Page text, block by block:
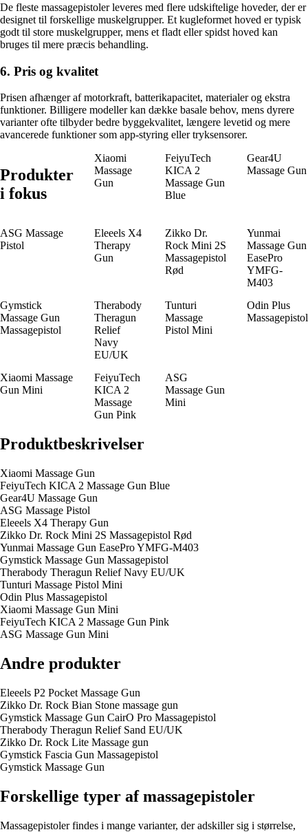
De fleste massagepistoler leveres med flere udskiftelige hoveder, der er
designet til forskellige muskelgrupper. Et kugleformet hoved er typisk
godt til store muskelgrupper, mens et fladt eller spidst hoved kan
bruges til mere præcis behandling.
6. Pris og kvalitet
Prisen afhænger af motorkraft, batterikapacitet, materialer og ekstra
funktioner. Billigere modeller kan dække basale behov, mens dyrere
varianter ofte tilbyder bedre byggekvalitet, længere levetid og mere
avancerede funktioner som app-styring eller tryksensorer.
Produkter
i fokus
Xiaomi
Massage
Gun
FeiyuTech
KICA 2
Massage Gun
Blue
Gear4U
Massage Gun
ASG Massage
Pistol
Eleeels X4
Therapy
Gun
Zikko Dr.
Rock Mini 2S
Massagepistol
Rød
Yunmai
Massage Gun
EasePro
YMFG-
M403
Gymstick
Massage Gun
Massagepistol
Therabody
Theragun
Relief
Navy
EU/UK
Tunturi
Massage
Pistol Mini
Odin Plus
Massagepistol
Xiaomi Massage
Gun Mini
FeiyuTech
KICA 2
Massage
Gun Pink
ASG
Massage Gun
Mini
Produktbeskrivelser
Xiaomi Massage Gun
FeiyuTech KICA 2 Massage Gun Blue
Gear4U Massage Gun
ASG Massage Pistol
Eleeels X4 Therapy Gun
Zikko Dr. Rock Mini 2S Massagepistol Rød
Yunmai Massage Gun EasePro YMFG-M403
Gymstick Massage Gun Massagepistol
Therabody Theragun Relief Navy EU/UK
Tunturi Massage Pistol Mini
Odin Plus Massagepistol
Xiaomi Massage Gun Mini
FeiyuTech KICA 2 Massage Gun Pink
ASG Massage Gun Mini
Andre produkter
Eleeels P2 Pocket Massage Gun
Zikko Dr. Rock Bian Stone massage gun
Gymstick Massage Gun CairO Pro Massagepistol
Therabody Theragun Relief Sand EU/UK
Zikko Dr. Rock Lite Massage gun
Gymstick Fascia Gun Massagepistol
Gymstick Massage Gun
Forskellige typer af massagepistoler
Massagepistoler findes i mange varianter, der adskiller sig i størrelse,